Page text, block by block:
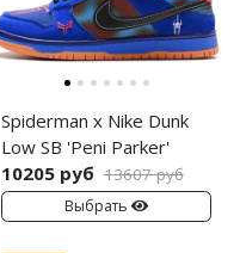
Spiderman x Nike Dunk
Low SB 'Peni Parker'
10205 руб 13607 руб
Выбрать